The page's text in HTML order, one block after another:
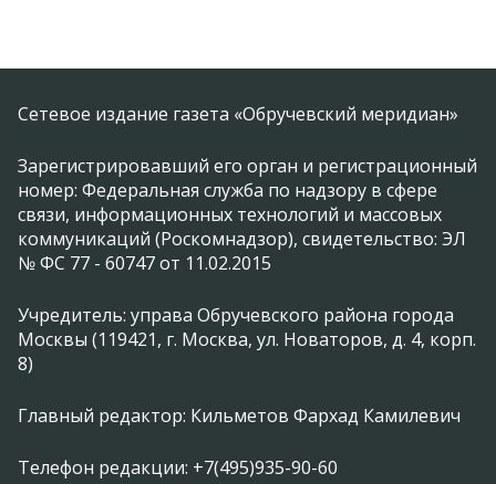
Сетевое издание газета «Обручевский меридиан»
Зарегистрировавший его орган и регистрационный
номер: Федеральная служба по надзору в сфере
связи, информационных технологий и массовых
коммуникаций (Роскомнадзор), свидетельство: ЭЛ
№ ФС 77 - 60747 от 11.02.2015
Учредитель: управа Обручевского района города
Москвы (119421, г. Москва, ул. Новаторов, д. 4, корп.
8)
Главный редактор: Кильметов Фархад Камилевич
Телефон редакции: +7(495)935-90-60